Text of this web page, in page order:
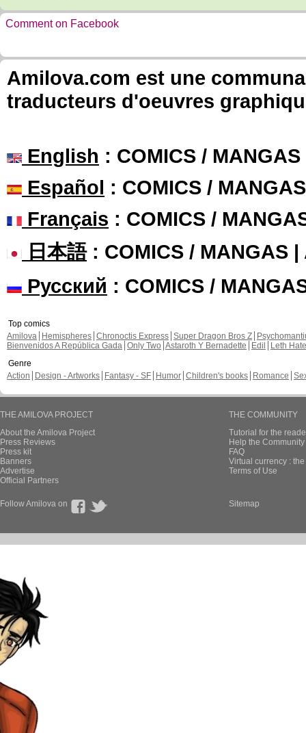
Comment on Facebook
Amilova.com est une
traducteurs d'oeuvres
English : COMICS /
Español : COMICS /
Français : COMICS /
日本語: COMICS / MANGAS |
Русский : COMICS /
Top comics
Amilova
Hemispheres Chronoctis Express Super Dragon Bros Z
Bienvenidos A República Gada Only Two Astaroth Y Bernadette Edil
Leth Hate
Genre
Action
Design - Artworks Fantasy - SF Humor Children's books Romance
THE AMILOVA PROJECT
About the Amilova Project
Press Reviews
Press kit
Banners
Advertise
Official Partners
THE COMMUNITY
Tutorial for the
Help the
FAQ
Virtual currency :
Terms of Use
Follow Amilova on Sitemap